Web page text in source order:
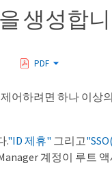
생성합
PDF
어하려면 하나 이상
."ID 제휴" 그리고
계정이 루트